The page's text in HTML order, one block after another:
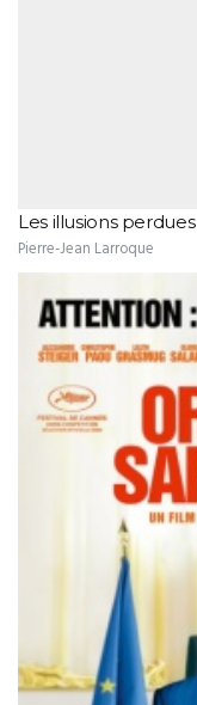
Les illusions perdues
Pierre-Jean Larroque